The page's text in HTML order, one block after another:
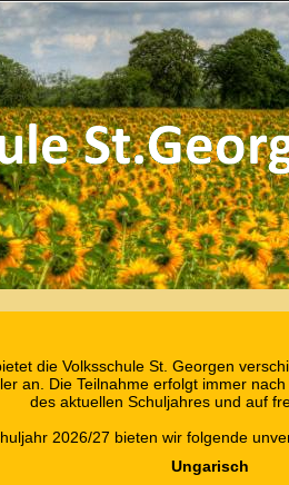
die Volksschule St. Georgen
an. Die Teilnahme erfolgt immer
des aktuellen Schuljahres und auf
2026/27 bieten wir folgende
Ungarisch